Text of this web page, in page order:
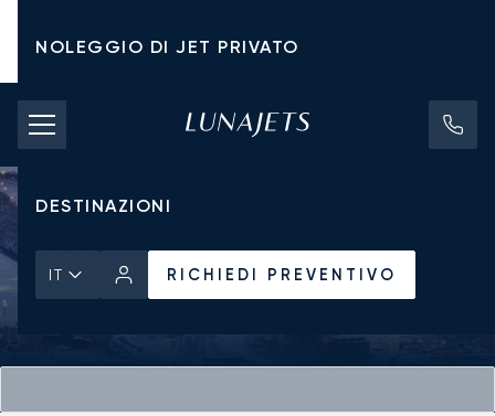
NOLEGGIO DI JET PRIVATO
TARIFFE DI NOLEGGIO
JET PRIVATI
DESTINAZIONI
IT RICHIEDI PREVENTIVO